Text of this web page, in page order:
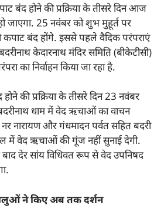
बंद होने की प्रक्रिया के तीसरे दिन आज
जाएगा. 25 नवंबर को शुभ मुहूर्त पर
कपाट बंद होंगे. इससे पहले वैदिक परंपराएं
केदारनाथ मंदिर समिति (बीकेटीसी)
का निर्वाहन किया जा रहा है.
की प्रक्रिया के तीसरे दिन 23 नवंबर
बदरीनाथ धाम में वेद ऋचाओं का वाचन
नारायण और गंधमादन पर्वत सहित बदरी
में वेद ऋचाओं की गूंज नहीं सुनाई देगी.
देर सांय विधिवत रूप से वेद उपनिषद
ने किए अब तक दर्शन